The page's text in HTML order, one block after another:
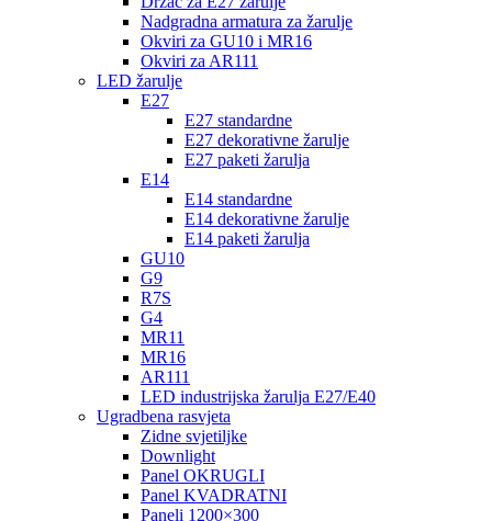
Nadgradna armatura za žarulje
Okviri za GU10 i MR16
Okviri za AR111
LED žarulje
E27
E27 standardne
E27 dekorativne žarulje
E27 paketi žarulja
E14
E14 standardne
E14 dekorativne žarulje
E14 paketi žarulja
GU10
G9
R7S
G4
MR11
MR16
AR111
LED industrijska žarulja E27/E40
Ugradbena rasvjeta
Zidne svjetiljke
Downlight
Panel OKRUGLI
Panel KVADRATNI
Paneli 1200×300